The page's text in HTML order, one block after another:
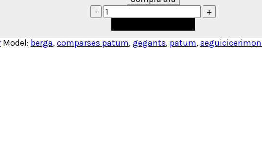
Model: berga,comparses patum,gegants, patum,